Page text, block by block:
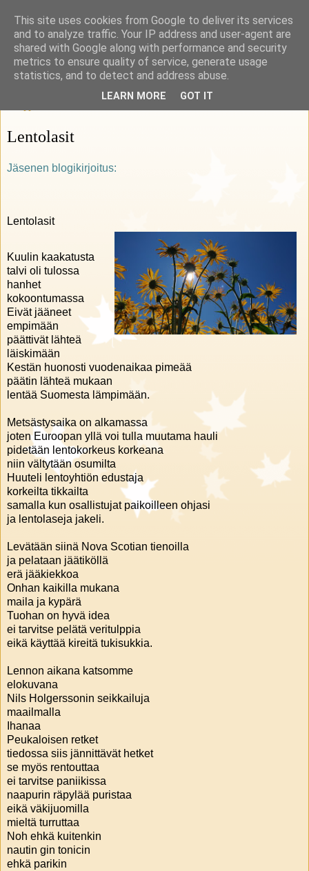
Rohkeasti herkkä
HSP Suomi ry:n blogi
Lentolasit
Jäsenen blogikirjoitus:
Lentolasit
Kuulin kaakatusta
talvi oli tulossa
hanhet
kokoontumassa
Eivät jääneet
empimään
päättivät lähteä
läiskimään
Kestän huonosti vuodenaikaa pimeää
päätin lähteä mukaan
lentää Suomesta lämpimään.
Metsästysaika on alkamassa
joten Euroopan yllä voi tulla muutama hauli
pidetään lentokorkeus korkeana
niin vältytään osumilta
Huuteli lentoyhtiön edustaja
korkeilta tikkailta
samalla kun osallistujat paikoilleen ohjasi
ja lentolaseja jakeli.
Levätään siinä Nova Scotian tienoilla
ja pelataan jäätiköllä
erä jääkiekkoa
Onhan kaikilla mukana
maila ja kypärä
Tuohan on hyvä idea
ei tarvitse pelätä veritulppia
eikä käyttää kireitä tukisukkia.
Lennon aikana katsomme
elokuvana
Nils Holgerssonin seikkailuja
maailmalla
Ihanaa
Peukaloisen retket
tiedossa siis jännittävät hetket
se myös rentouttaa
ei tarvitse paniikissa
naapurin räpylää puristaa
eikä väkijuomilla
mieltä turruttaa
Noh ehkä kuitenkin
nautin gin tonicin
ehkä parikin
This site uses cookies from Google to deliver its services
and to analyze traffic. Your IP address and user-agent are
shared with Google along with performance and security
metrics to ensure quality of service, generate usage
statistics, and to detect and address abuse.
LEARN MORE GOT IT